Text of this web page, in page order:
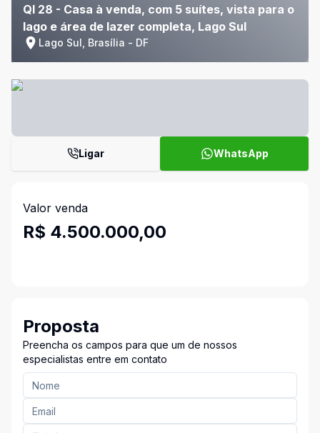
QI 28 - Casa à venda, com 5 suítes, vista para o
lago e área de lazer completa, Lago Sul
Lago Sul, Brasília - DF
Ligar WhatsApp
Valor venda
R$ 4.500.000,00
Proposta
Preencha os campos para que um de nossos
especialistas entre em contato